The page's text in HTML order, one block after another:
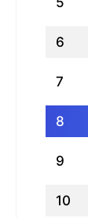
6
7
8
9
10